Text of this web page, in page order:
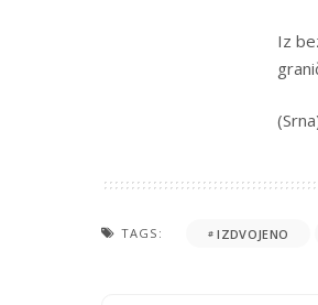
Iz
TAGS: IZDVOJENO